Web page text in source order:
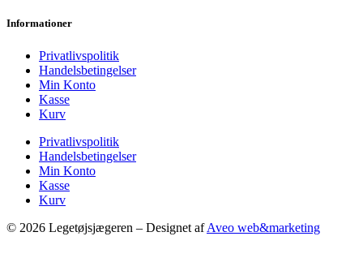
Informationer
Privatlivspolitik
Handelsbetingelser
Min Konto
Kasse
Kurv
Privatlivspolitik
Handelsbetingelser
Min Konto
Kasse
Kurv
© 2026 Legetøjsjægeren – Designet afAveo web&marketing